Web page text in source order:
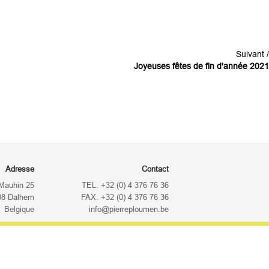
Suivant /
Joyeuses fêtes de fin d'année 2021
Contact
TEL. +32 (0) 4 376 76 36
FAX. +32 (0) 4 376 76 36
info@pierreploumen.be
Adresse
25
Dalhem
Belgique